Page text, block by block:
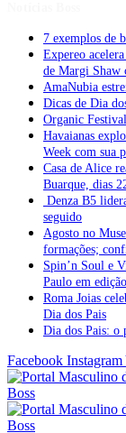
7 exemplos de
Expereo
de Margi Shaw
AmaNubia
Dicas de Dia
Organic
Havaianas
Week com sua
Casa de Alice
Buarque, dias
Denza B5
seguido
Agosto no
formações;
Spin’n Soul e
Paulo em
Roma Joias
Dia dos Pais
Dia dos Pais: o
Facebook Instagram